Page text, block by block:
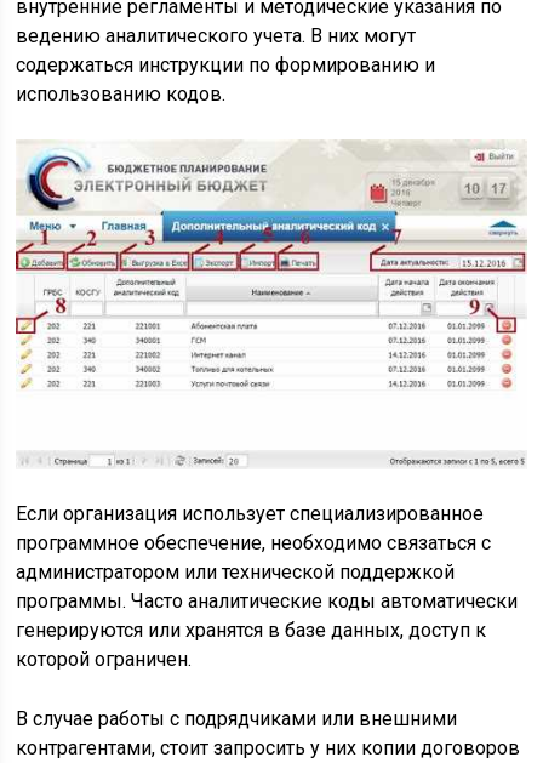
внутренние регламенты и методические указания по
ведению аналитического учета. В них могут
содержаться инструкции по формированию и
использованию кодов.
Если организация использует специализированное
программное обеспечение, необходимо связаться с
администратором или технической поддержкой
программы. Часто аналитические коды автоматически
генерируются или хранятся в базе данных, доступ к
которой ограничен.
В случае работы с подрядчиками или внешними
контрагентами, стоит запросить у них копии договоров